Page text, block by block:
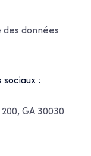
des données
:
GA 30030